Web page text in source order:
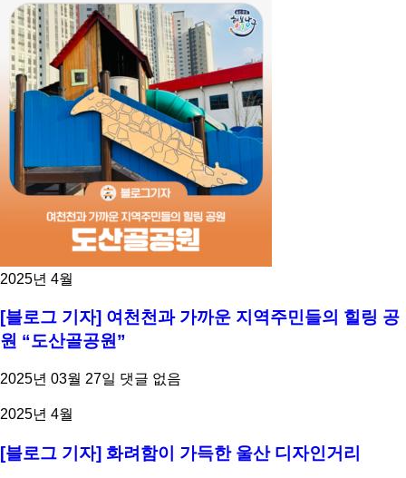
2025년 4월
[블로그 기자] 여천천과 가까운 지역주민들의 힐링 공
원 “도산골공원”
2025년 03월 27일 댓글 없음
2025년 4월
[블로그 기자] 화려함이 가득한 울산 디자인거리